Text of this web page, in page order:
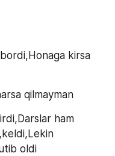
kirsa
qilmayman
ham
oldi